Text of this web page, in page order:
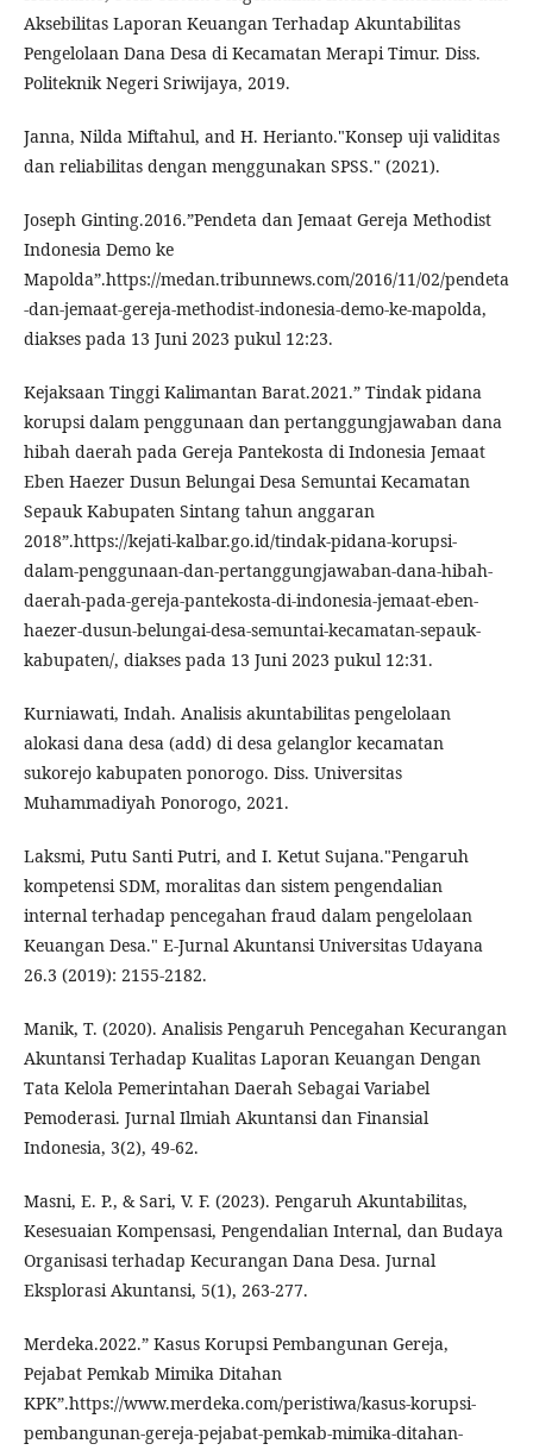
Aksebilitas Laporan Keuangan Terhadap Akuntabilitas
Pengelolaan Dana Desa di Kecamatan Merapi Timur. Diss.
Politeknik Negeri Sriwijaya, 2019.
Janna, Nilda Miftahul, and H. Herianto."Konsep uji validitas
dan reliabilitas dengan menggunakan SPSS." (2021).
Joseph Ginting.2016.”Pendeta dan Jemaat Gereja Methodist
Indonesia Demo ke
Mapolda”.https://medan.tribunnews.com/2016/11/02/pendeta
-dan-jemaat-gereja-methodist-indonesia-demo-ke-mapolda,
diakses pada 13 Juni 2023 pukul 12:23.
Kejaksaan Tinggi Kalimantan Barat.2021.” Tindak pidana
korupsi dalam penggunaan dan pertanggungjawaban dana
hibah daerah pada Gereja Pantekosta di Indonesia Jemaat
Eben Haezer Dusun Belungai Desa Semuntai Kecamatan
Sepauk Kabupaten Sintang tahun anggaran
2018”.https://kejati-kalbar.go.id/tindak-pidana-korupsi-
dalam-penggunaan-dan-pertanggungjawaban-dana-hibah-
daerah-pada-gereja-pantekosta-di-indonesia-jemaat-eben-
haezer-dusun-belungai-desa-semuntai-kecamatan-sepauk-
kabupaten/, diakses pada 13 Juni 2023 pukul 12:31.
Kurniawati, Indah. Analisis akuntabilitas pengelolaan
alokasi dana desa (add) di desa gelanglor kecamatan
sukorejo kabupaten ponorogo. Diss. Universitas
Muhammadiyah Ponorogo, 2021.
Laksmi, Putu Santi Putri, and I. Ketut Sujana."Pengaruh
kompetensi SDM, moralitas dan sistem pengendalian
internal terhadap pencegahan fraud dalam pengelolaan
Keuangan Desa." E-Jurnal Akuntansi Universitas Udayana
26.3 (2019): 2155-2182.
Manik, T. (2020). Analisis Pengaruh Pencegahan Kecurangan
Akuntansi Terhadap Kualitas Laporan Keuangan Dengan
Tata Kelola Pemerintahan Daerah Sebagai Variabel
Pemoderasi. Jurnal Ilmiah Akuntansi dan Finansial
Indonesia, 3(2), 49-62.
Masni, E. P., & Sari, V. F. (2023). Pengaruh Akuntabilitas,
Kesesuaian Kompensasi, Pengendalian Internal, dan Budaya
Organisasi terhadap Kecurangan Dana Desa. Jurnal
Eksplorasi Akuntansi, 5(1), 263-277.
Merdeka.2022.” Kasus Korupsi Pembangunan Gereja,
Pejabat Pemkab Mimika Ditahan
KPK”.https://www.merdeka.com/peristiwa/kasus-korupsi-
pembangunan-gereja-pejabat-pemkab-mimika-ditahan-